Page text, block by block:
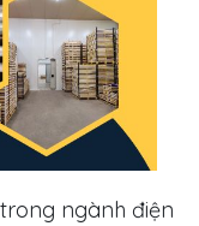
ngành điện